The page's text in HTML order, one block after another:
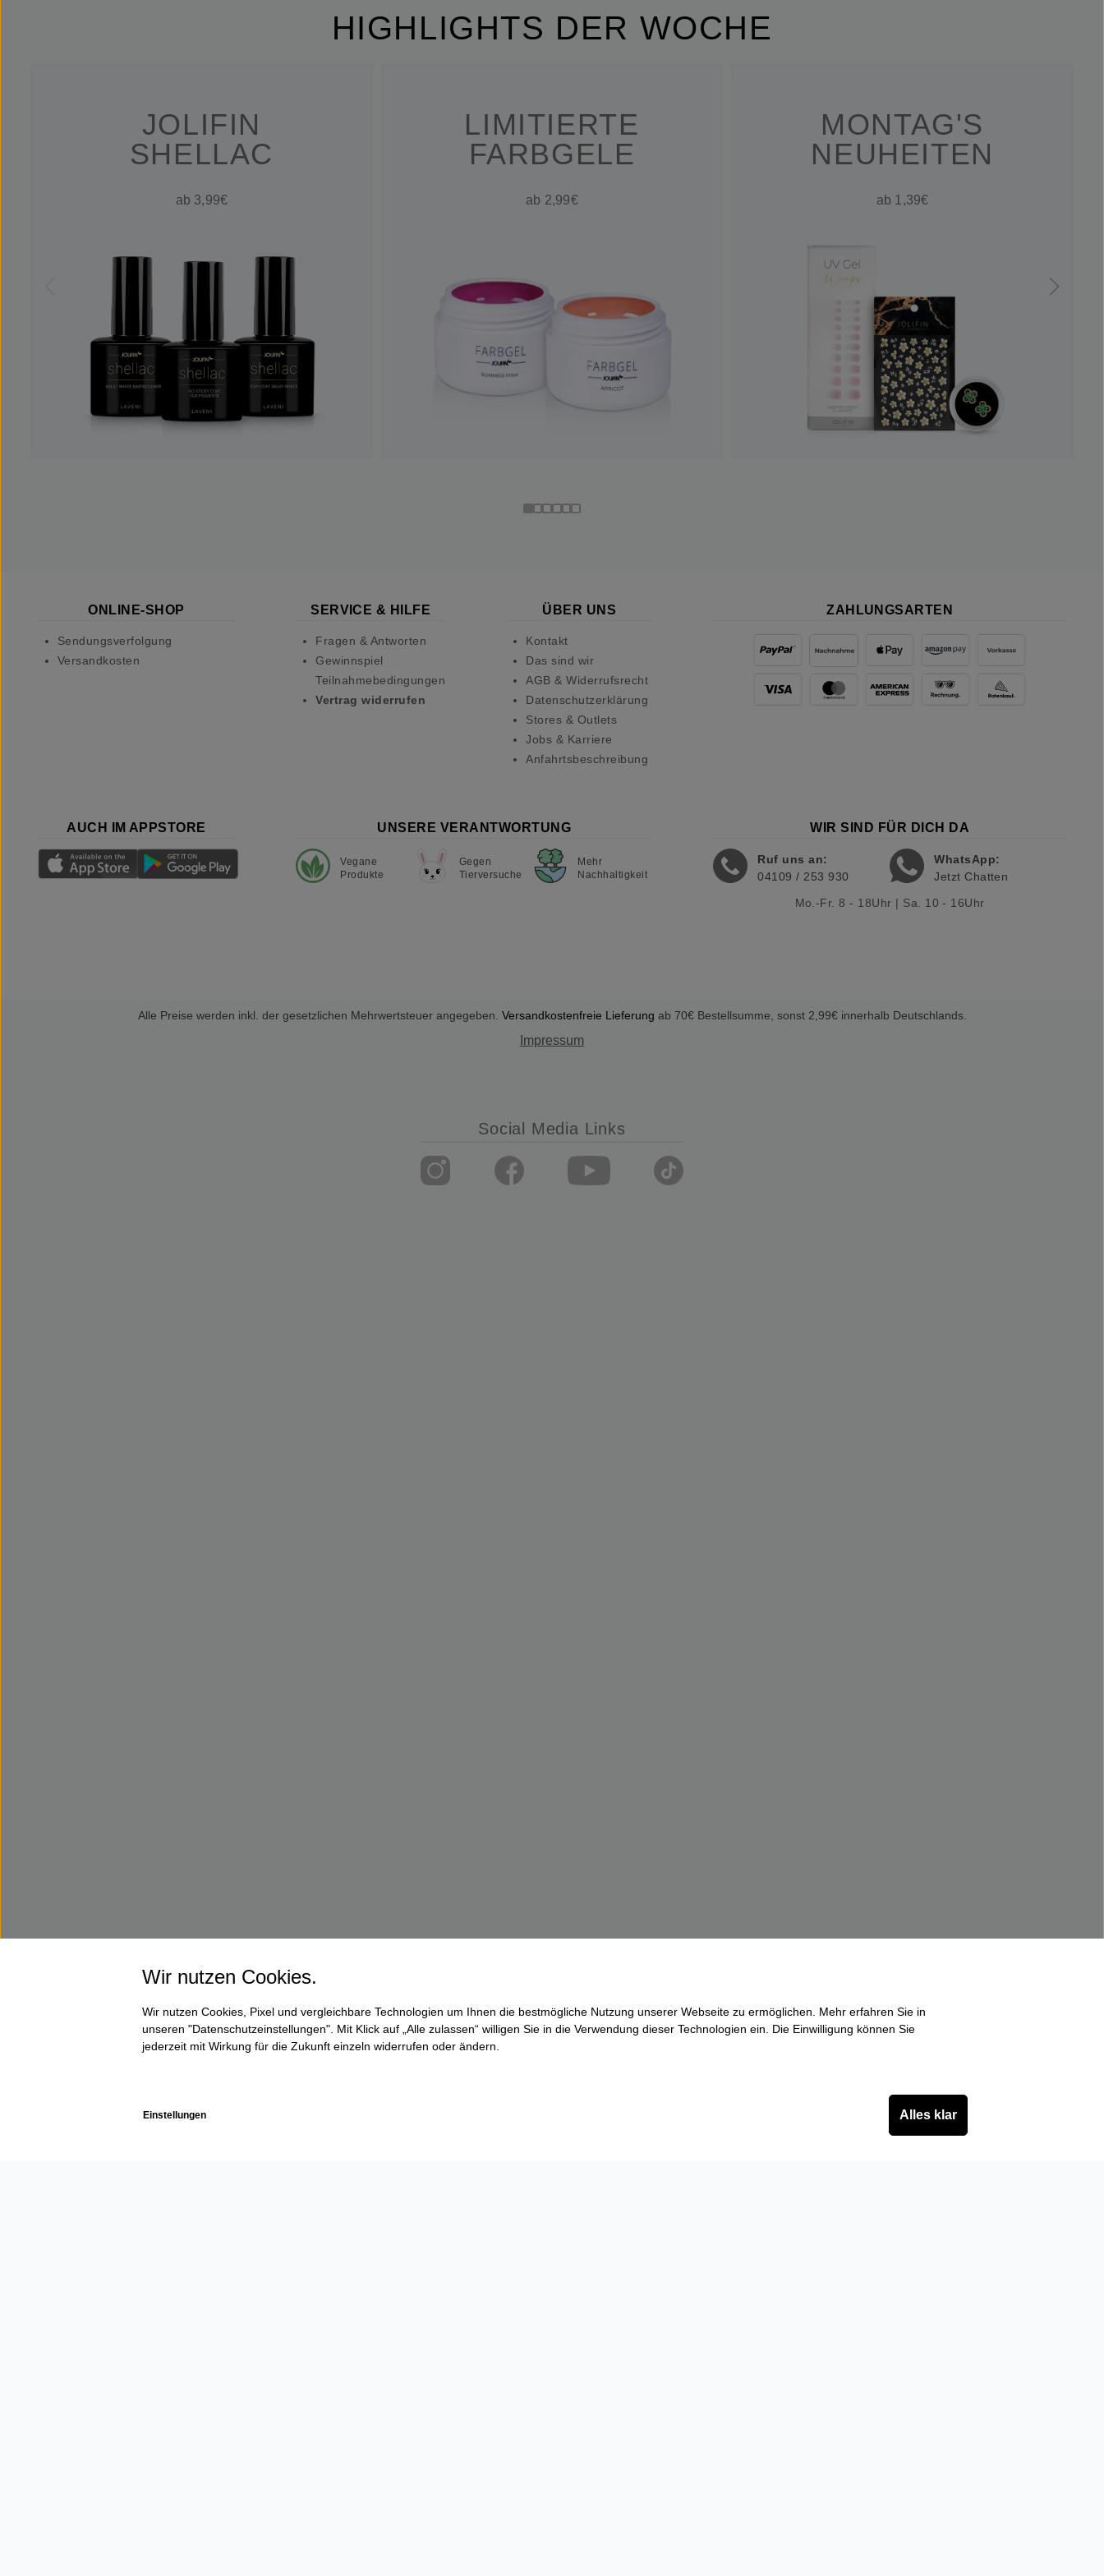
HIGHLIGHTS DER WOCHE
JOLIFIN
SHELLAC
ab 3,99€
LIMITIERTE
FARBGELE
ab 2,99€
MONTAG'S
NEUHEITEN
ab 1,39€
ONLINE-SHOP
Sendungsverfolgung
Versandkosten
SERVICE & HILFE
Fragen & Antworten
Gewinnspiel
Teilnahmebedingungen
Vertrag widerrufen
ÜBER UNS
Kontakt
Das sind wir
AGB & Widerrufsrecht
Datenschutzerklärung
Stores & Outlets
Jobs & Karriere
Anfahrtsbeschreibung
ZAHLUNGSARTEN
AUCH IM APPSTORE UNSERE VERANTWORTUNG
Vegane
Produkte
Gegen
Tierversuche
Mehr
Nachhaltigkeit
WIR SIND FÜR DICH DA
Ruf uns an:
04109 / 253 930
WhatsApp:
Jetzt Chatten
Mo.-Fr. 8 - 18Uhr | Sa. 10 - 16Uhr
Alle Preise werden inkl. der gesetzlichen Mehrwertsteuer angegeben. Versandkostenfreie Lieferung ab 70€ Bestellsumme, sonst 2,99€ innerhalb Deutschlands.
Impressum
Social Media Links
Wir nutzen Cookies.
Wir nutzen Cookies, Pixel und vergleichbare Technologien um Ihnen die bestmögliche Nutzung unserer Webseite zu ermöglichen. Mehr erfahren Sie in
unseren "Datenschutzeinstellungen". Mit Klick auf „Alle zulassen“ willigen Sie in die Verwendung dieser Technologien ein. Die Einwilligung können Sie
jederzeit mit Wirkung für die Zukunft einzeln widerrufen oder ändern.
Einstellungen Alles klar